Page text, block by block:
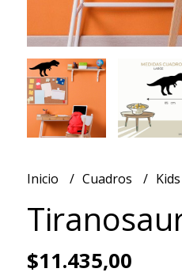
Inicio Cuadros Kids
$11.435,00